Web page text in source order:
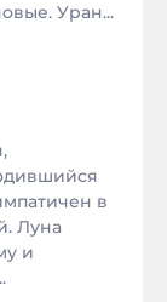
Уран...
в
Луна
и